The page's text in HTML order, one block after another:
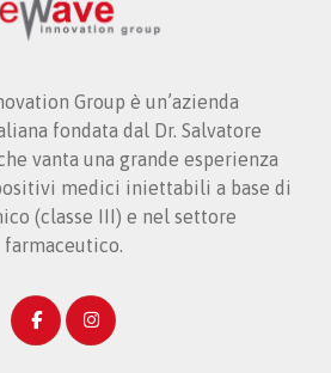
Group è un’azienda
fondata dal Dr. Salvatore
vanta una grande esperienza
medici iniettabili a base di
(classe III) e nel settore
farmaceutico.